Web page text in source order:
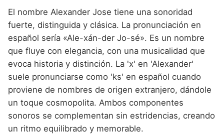
El nombre Alexander Jose tiene una sonoridad
fuerte, distinguida y clásica. La pronunciación en
español sería «Ale-xán-der Jo-sé». Es un nombre
que fluye con elegancia, con una musicalidad que
evoca historia y distinción. La 'x' en 'Alexander'
suele pronunciarse como 'ks' en español cuando
proviene de nombres de origen extranjero, dándole
un toque cosmopolita. Ambos componentes
sonoros se complementan sin estridencias, creando
un ritmo equilibrado y memorable.